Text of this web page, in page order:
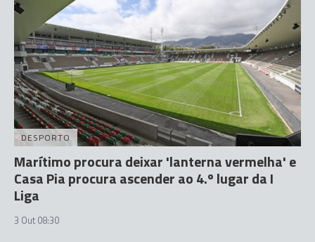
DESPORTO
Marítimo procura deixar 'lanterna vermelha' e
Casa Pia procura ascender ao 4.º lugar da I
Liga
3 Out 08:30